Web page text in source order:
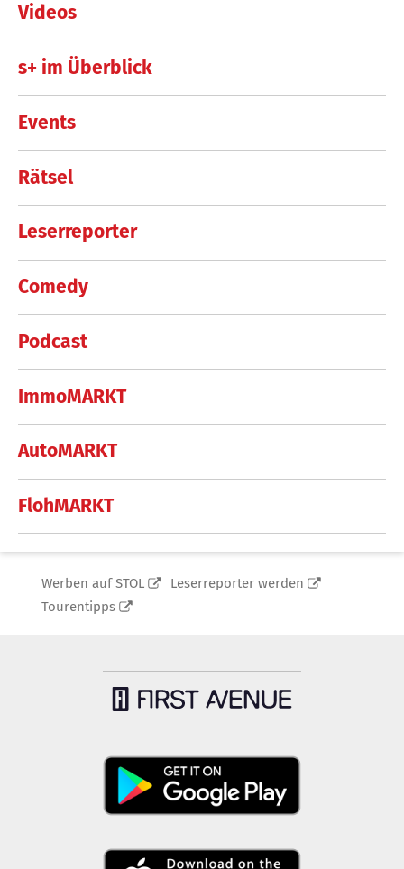
Videos
s+ im Überblick
Events
Rätsel
Leserreporter
Comedy
Podcast
ImmoMARKT
AutoMARKT
FlohMARKT
Werben auf STOL
Leserreporter werden
Tourentipps